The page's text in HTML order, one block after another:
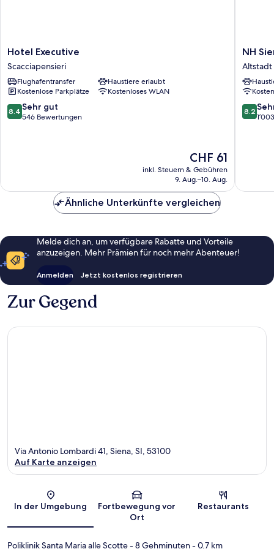
Hotel
Executive
Scacciapensieri
Hotel Executive
Scacciapensieri
Flughafentransfer
Haustiere erlaubt
Kostenlose Parkplätze
Kostenloses WLAN
8.4
von
8.4 Sehr gut
546 Bewertungen
Der
Preis
beträgt
CHF 61
inkl. Steuern & Gebühren
9. Aug.–10. Aug.
NH
Siena
Altstadt
von
Siena
NH
Altstadt
8.2
von
8.2
Ähnliche Unterkünfte vergleichen
Melde dich an, um verfügbare Rabatte und Vorteile
anzuzeigen. Mehr Prämien für noch mehr Abenteuer!
Anmelden Jetzt kostenlos registrieren
Zur Gegend
Karte
Via Antonio Lombardi 41, Siena, SI, 53100
Auf Karte anzeigen
In der Umgebung
Fortbewegung vor
Ort
Restaurants
Poliklinik Santa Maria alle Scotte- 8 Gehminuten- 0.7 km